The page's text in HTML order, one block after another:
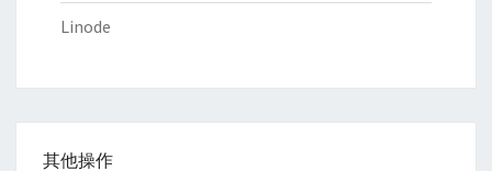
Linode
其他操作